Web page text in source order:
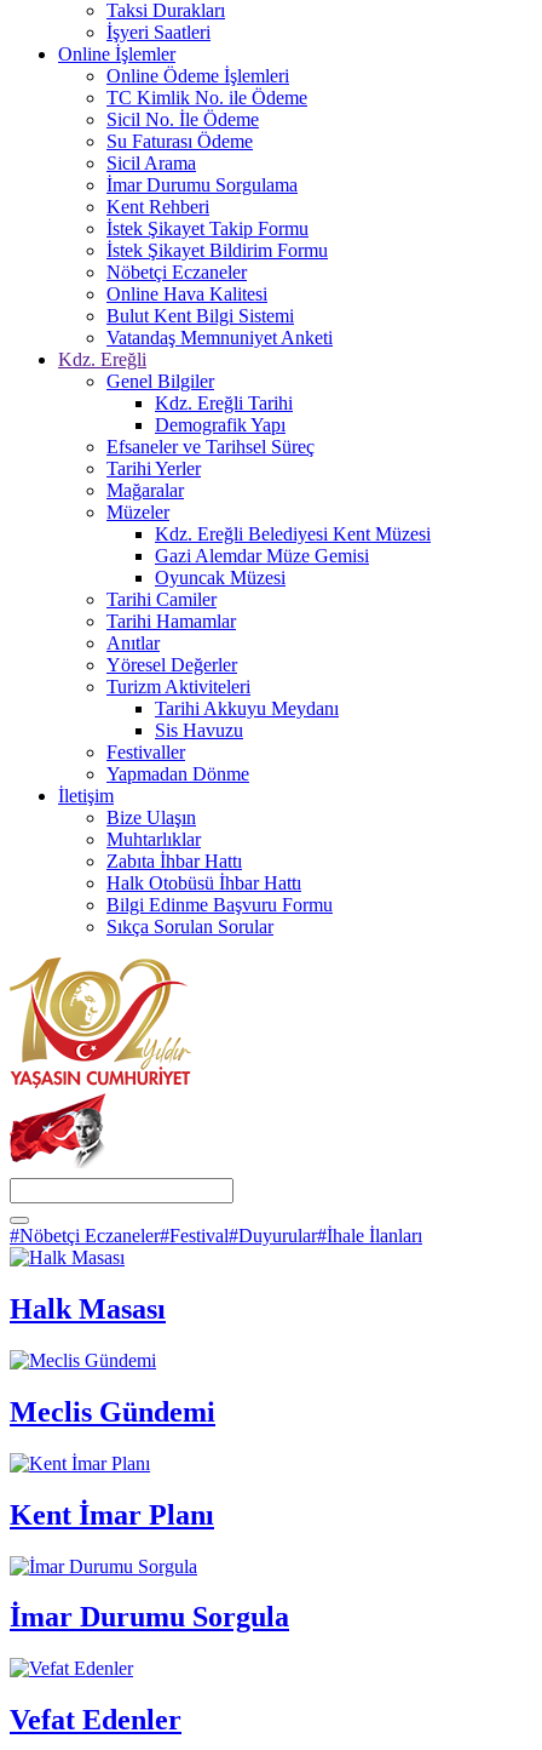
Taksi Durakları
İşyeri Saatleri
Online İşlemler
Online Ödeme İşlemleri
TC Kimlik No. ile Ödeme
Sicil No. İle Ödeme
Su Faturası Ödeme
Sicil Arama
İmar Durumu Sorgulama
Kent Rehberi
İstek Şikayet Takip Formu
İstek Şikayet Bildirim Formu
Nöbetçi Eczaneler
Online Hava Kalitesi
Bulut Kent Bilgi Sistemi
Vatandaş Memnuniyet Anketi
Kdz. Ereğli
Genel Bilgiler
Kdz. Ereğli Tarihi
Demografik Yapı
Efsaneler ve Tarihsel Süreç
Tarihi Yerler
Mağaralar
Müzeler
Kdz. Ereğli Belediyesi Kent Müzesi
Gazi Alemdar Müze Gemisi
Oyuncak Müzesi
Tarihi Camiler
Tarihi Hamamlar
Anıtlar
Yöresel Değerler
Turizm Aktiviteleri
Tarihi Akkuyu Meydanı
Sis Havuzu
Festivaller
Yapmadan Dönme
İletişim
Bize Ulaşın
Muhtarlıklar
Zabıta İhbar Hattı
Halk Otobüsü İhbar Hattı
Bilgi Edinme Başvuru Formu
Sıkça Sorulan Sorular
#Nöbetçi Eczaneler#Festival#Duyurular#İhale İlanları
Halk Masası
Meclis Gündemi
Kent İmar Planı
İmar Durumu Sorgula
Vefat Edenler